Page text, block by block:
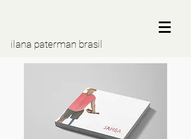
ilana paterman brasil